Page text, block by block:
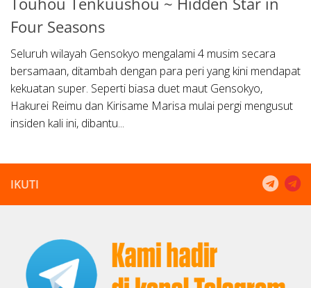
Four Seasons
Seluruh wilayah Gensokyo mengalami 4 musim secara
bersamaan, ditambah dengan para peri yang kini mendapat
kekuatan super. Seperti biasa duet maut Gensokyo,
Hakurei Reimu dan Kirisame Marisa mulai pergi mengusut
insiden kali ini, dibantu...
IKUTI